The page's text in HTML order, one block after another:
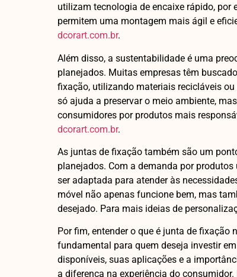
utilizam tecnologia de encaixe rápido, por
permitem uma montagem mais ágil e
dcorart.com.br.
Além disso, a sustentabilidade é uma
planejados. Muitas empresas têm
fixação, utilizando materiais recicláveis
só ajuda a preservar o meio ambiente,
consumidores por produtos mais
dcorart.com.br.
As juntas de fixação também são um
planejados. Com a demanda por
ser adaptada para atender às
móvel não apenas funcione bem, mas
desejado. Para mais ideias de
Por fim, entender o que é junta de fixação
fundamental para quem deseja investir
disponíveis, suas aplicações e a
a diferença na experiência do